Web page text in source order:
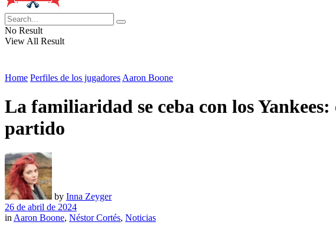
No Result
View All Result
Home Perfiles de los jugadores Aaron Boone
La familiaridad se ceba con los
partido
by Inna Zeyger
26 de abril de 2024
in Aaron Boone, Néstor Cortés, Noticias